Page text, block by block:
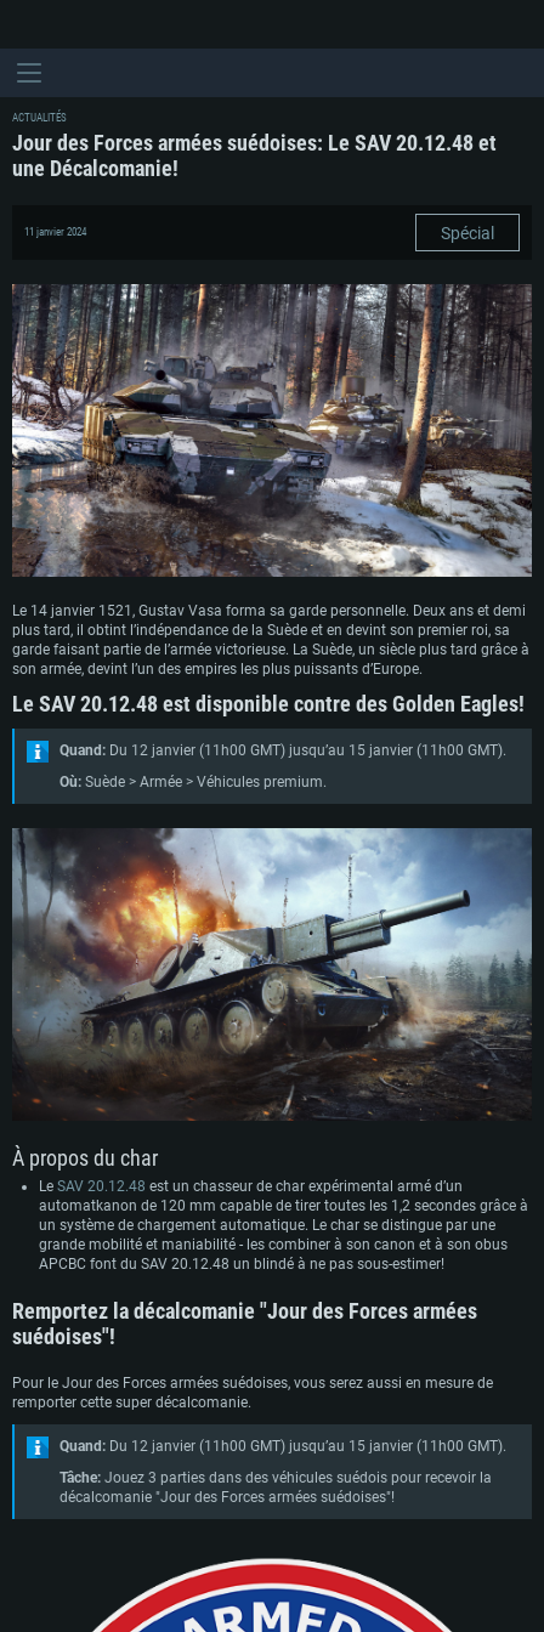
CONFIGURATION SYSTÈME REQUISE
Pour PC
Pour MAC
OS: Windows 10 (64 bit)
OS: Mac OS Big Sur 11.0 ou plus récent
OS: Les configurations Linux 64 bits les plus modernes
ACTUALITÉS
Jour des Forces armées suédoises: Le SAV 20.12.48 et
une Décalcomanie!
11 janvier 2024 Spécial
Le 14 janvier 1521, Gustav Vasa forma sa garde personnelle. Deux ans et demi
plus tard, il obtint l’indépendance de la Suède et en devint son premier roi, sa
garde faisant partie de l’armée victorieuse. La Suède, un siècle plus tard grâce à
son armée, devint l’un des empires les plus puissants d’Europe.
Le SAV 20.12.48 est disponible contre des Golden Eagles!
Quand: Du 12 janvier (11h00 GMT) jusqu’au 15 janvier (11h00 GMT).
Où: Suède > Armée > Véhicules premium.
À propos du char
Le SAV 20.12.48 est un chasseur de char expérimental armé d’un
automatkanon de 120 mm capable de tirer toutes les 1,2 secondes grâce à
un système de chargement automatique. Le char se distingue par une
grande mobilité et maniabilité - les combiner à son canon et à son obus
APCBC font du SAV 20.12.48 un blindé à ne pas sous-estimer!
Remportez la décalcomanie "Jour des Forces armées
suédoises"!
Pour le Jour des Forces armées suédoises, vous serez aussi en mesure de
remporter cette super décalcomanie.
Quand: Du 12 janvier (11h00 GMT) jusqu’au 15 janvier (11h00 GMT).
Tâche: Jouez 3 parties dans des véhicules suédois pour recevoir la
décalcomanie "Jour des Forces armées suédoises"!